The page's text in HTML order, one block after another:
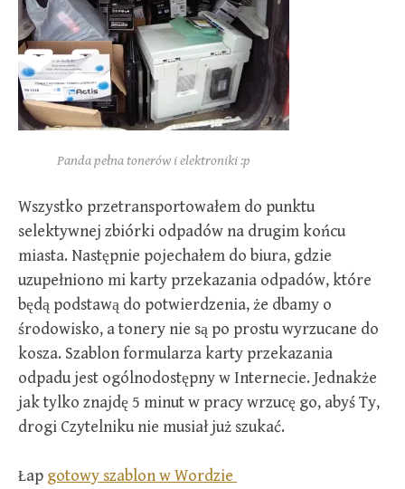
Panda pełna tonerów i elektroniki :p
Wszystko przetransportowałem do punktu
selektywnej zbiórki odpadów na drugim końcu
miasta. Następnie pojechałem do biura, gdzie
uzupełniono mi karty przekazania odpadów, które
będą podstawą do potwierdzenia, że dbamy o
środowisko, a tonery nie są po prostu wyrzucane do
kosza. Szablon formularza karty przekazania
odpadu jest ogólnodostępny w Internecie. Jednakże
jak tylko znajdę 5 minut w pracy wrzucę go, abyś Ty,
drogi Czytelniku nie musiał już szukać.
Łap gotowy szablon w Wordzie